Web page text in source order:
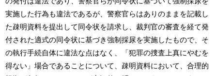
実施した行為も違法であるが、警察官らはありのままを記載し
た疎明資料を提出して同令状を請求し、裁判官の審査を経て発
付された適式の同令状に基づき強制採尿を実施したもので、そ
の執行手続自体に違法な点はなく、「犯罪の捜査上真にやむを
得ない」場合であることについて、疎明資料において、合理的